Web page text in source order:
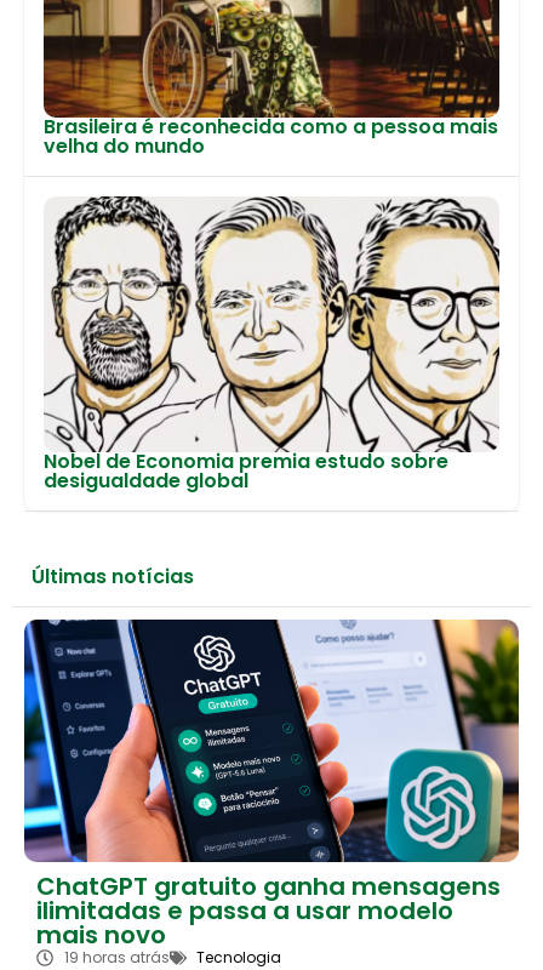
Brasileira é reconhecida como a pessoa mais
velha do mundo
Nobel de Economia premia estudo sobre
desigualdade global
Últimas notícias
ChatGPT gratuito ganha mensagens
ilimitadas e passa a usar modelo
mais novo
19 horas atrás Tecnologia